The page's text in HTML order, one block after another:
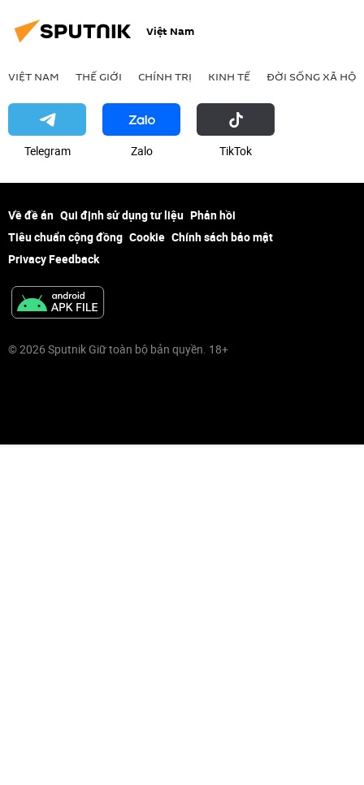
Việt Nam
VIỆT NAM THẾ GIỚI CHÍNH TRỊ KINH TẾ ĐỜI SỐNG XÃ HỘI
Telegram Zalo ТikТоk
Về đề án Qui định sử dụng tư liệu Phản hồi
Tiêu chuẩn cộng đồng Cookie Chính sách bảo mật
Privacy Feedback
© 2026 Sputnik Giữ toàn bộ bản quyền. 18+